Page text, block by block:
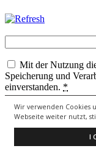
Wir verwenden Cookies
Webseite weiter nutzt,
Mit der Nutzung
Speicherung und
einverstanden. *
Copyright © 2026
Theme: Catch